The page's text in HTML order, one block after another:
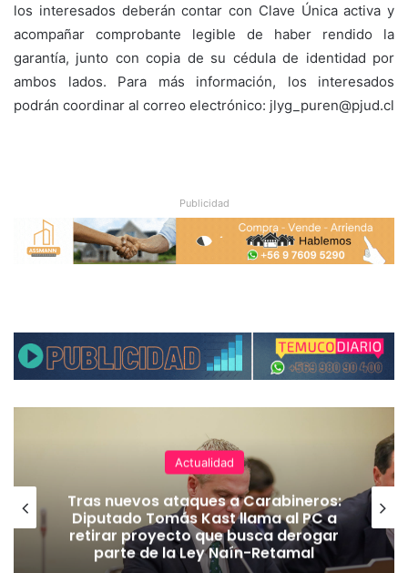
los interesados deberán contar con Clave Única activa y
acompañar comprobante legible de haber rendido la
garantía, junto con copia de su cédula de identidad por
ambos lados. Para más información, los interesados
podrán coordinar al correo electrónico: jlyg_puren@pjud.cl
Publicidad
Actualidad
Tras nuevos ataques a Carabineros:
Diputado Tomás Kast llama al PC a
retirar proyecto que busca derogar
parte de la Ley Naín-Retamal